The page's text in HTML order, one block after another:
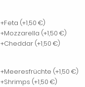
+Feta (+1,50 €)
+Mozzarella (+1,50 €)
+Cheddar (+1,50 €)
+Meeresfrüchte (+1,50 €)
+Shrimps (+1,50 €)